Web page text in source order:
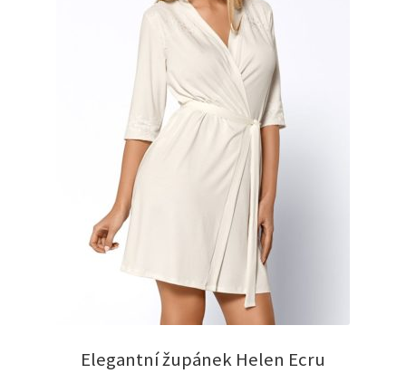
Elegantní župánek Helen Ecru